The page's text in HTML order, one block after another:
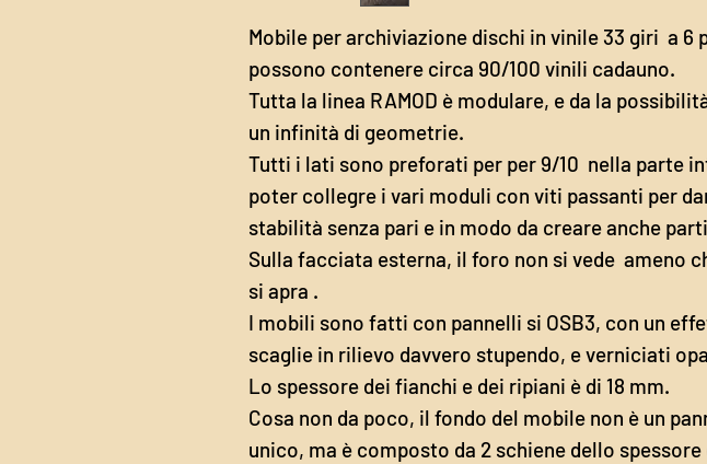
Mobile per archiviazione dischi in vinile 33 giri a 6
possono contenere circa 90/100 vinili cadauno.
Tutta la linea RAMOD è modulare, e da la
un infinità di geometrie.
Tutti i lati sono preforati per per 9/10 nella parte
poter collegre i vari moduli con viti passanti per
stabilità senza pari e in modo da creare anche
Sulla facciata esterna, il foro non si vede ameno
si apra .
I mobili sono fatti con pannelli si OSB3, con un
scaglie in rilievo davvero stupendo, e verniciati
Lo spessore dei fianchi e dei ripiani è di 18 mm.
Cosa non da poco, il fondo del mobile non è un
unico, ma è composto da 2 schiene dello spessore